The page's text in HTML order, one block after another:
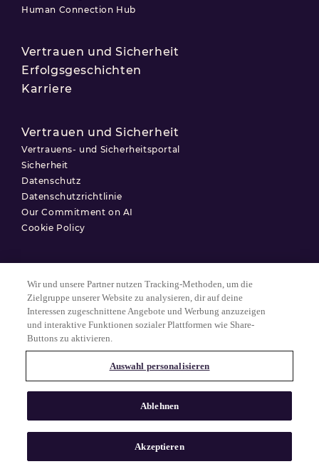
Human Connection Hub
Vertrauen und Sicherheit
Erfolgsgeschichten
Karriere
Vertrauen und Sicherheit
Vertrauens- und Sicherheitsportal
Sicherheit
Datenschutz
Datenschutzrichtlinie
Our Commitment on AI
Cookie Policy
© 2025 Match Group.
Nutzungsbedingungen
Datenschutzerklärung
Alle Rechte vorbehalten. MATCH GROUP, das MG-Logo und der MG-
Faden mit blauem Farbverlauf sind Marken der Match Group
Americas, LLC. Alle anderen Marken sind Eigentum ihrer jeweiligen
Wir und unsere Partner nutzen Tracking-Methoden, um die
Zielgruppe unserer Website zu analysieren, dir auf deine
Interessen zugeschnittene Angebote und Werbung anzuzeigen
und interaktive Funktionen sozialer Plattformen wie Share-
Buttons zu aktivieren.
Auswahl personalisieren
Ablehnen
Akzeptieren